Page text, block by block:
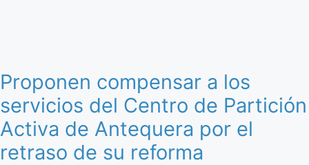
Proponen compensar a los
servicios del Centro de Partición
Activa de Antequera por el
retraso de su reforma